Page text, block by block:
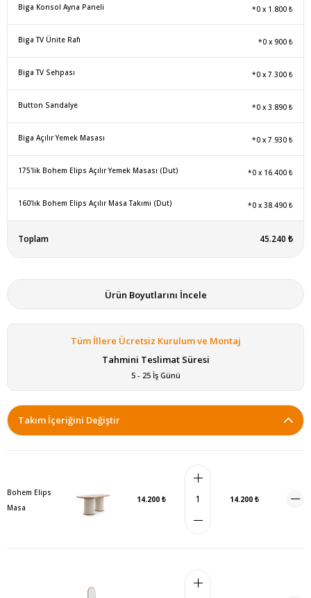
Biga Konsol Ayna Paneli *0x 1.800 ₺
Biga TV Ünite Rafı *0x 900 ₺
Biga TV Sehpası *0x 7.300 ₺
Button Sandalye *0x 3.890 ₺
Biga Açılır Yemek Masası *0x 7.930 ₺
175'lik Bohem Elips Açılır Yemek Masası (Dut) *0x 16.400 ₺
160'lık Bohem Elips Açılır Masa Takımı (Dut) *0x 38.490 ₺
Toplam 45.240 ₺
Ürün Boyutlarını İncele
Tüm İllere Ücretsiz Kurulum ve Montaj
Tahmini Teslimat Süresi
5 - 25 İş Günü
Takım İçeriğini Değiştir
Bohem Elips
Masa
14.200 ₺ 14.200 ₺